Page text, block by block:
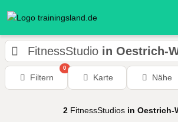
FitnessStudio in Oestrich-
Filtern
0
Karte Nähe
2FitnessStudios in Oestrich-